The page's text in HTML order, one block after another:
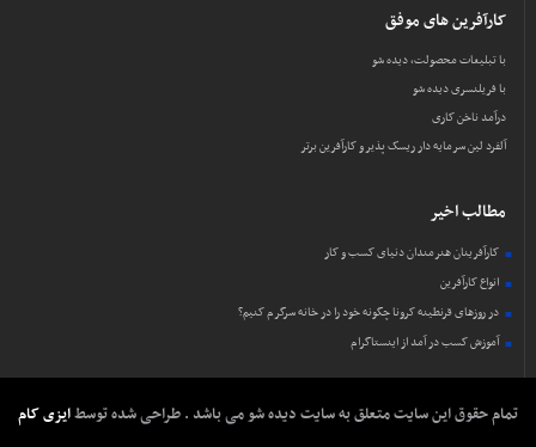
کارآفرین های موفق
با تبلیغات محصولت، دیده شو
با فریلنسری دیده شو
درآمد ناخن کاری
آلفرد لین سرمایه دار ریسک پذیر و کارآفرین برتر
مطالب اخیر
کارآفرینان هنرمندان دنیای کسب و کار
انواع کارآفرین
در روزهای قرنطینه کرونا چگونه خود را در خانه سرگرم کنیم؟
آموزش کسب در آمد از اینستاگرام
تمام حقوق این سایت متعلق به سایت دیده شو می باشد . طراحی شده توسطایزی کام